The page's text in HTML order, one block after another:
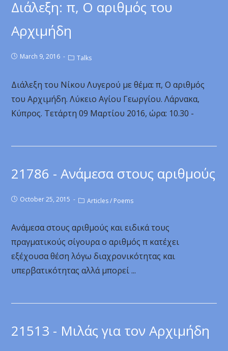
Διάλεξη: π, Ο αριθμός του
Αρχιμήδη
March 9, 2016 Talks
Διάλεξη του Νίκου Λυγερού με θέμα: π, Ο αριθμός
του Αρχιμήδη. Λύκειο Αγίου Γεωργίου. Λάρνακα,
Κύπρος. Τετάρτη 09 Μαρτίου 2016, ώρα: 10.30 -
21786 - Ανάμεσα στους αριθμούς
October 25, 2015 Articles / Poems
Ανάμεσα στους αριθμούς και ειδικά τους
πραγματικούς σίγουρα ο αριθμός π κατέχει
εξέχουσα θέση λόγω διαχρονικότητας και
υπερβατικότητας αλλά μπορεί ...
21513 - Μιλάς για τον Αρχιμήδη